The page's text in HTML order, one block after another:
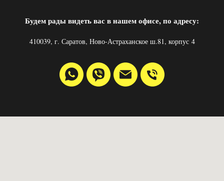
Будем рады видеть вас в нашем офисе, по адресу:
410039, г. Саратов, Ново-Астраханское ш.81, корпус 4